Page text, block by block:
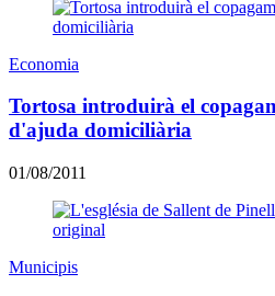
Economia
Tortosa introduirà el
d'ajuda domiciliària
01/08/2011
Municipis